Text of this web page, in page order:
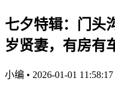
七夕特辑：门头
岁贤妻，有房有
小编 • 2026-01-01 11:58:17